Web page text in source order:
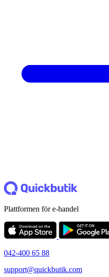
Plattformen för e-handel
042-400 65 88
support@quickbutik.com